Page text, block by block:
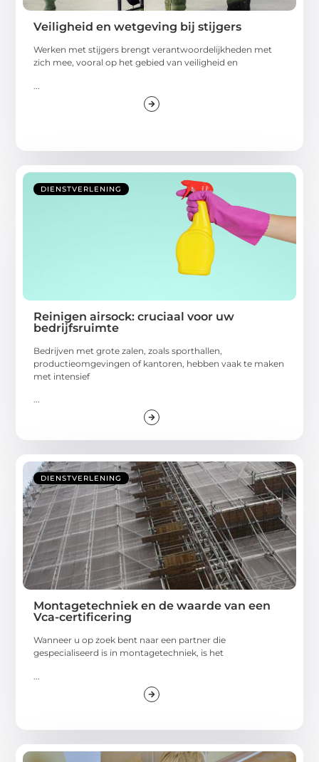
Veiligheid en wetgeving bij stijgers
Werken met stijgers brengt verantwoordelijkheden met
zich mee, vooral op het gebied van veiligheid en
DIENSTVERLENING
Reinigen airsock: cruciaal voor uw
bedrijfsruimte
Bedrijven met grote zalen, zoals sporthallen,
productieomgevingen of kantoren, hebben vaak te maken
met intensief
...
DIENSTVERLENING
Montagetechniek en de waarde van een
Vca-certificering
Wanneer u op zoek bent naar een partner die
gespecialiseerd is in montagetechniek, is het